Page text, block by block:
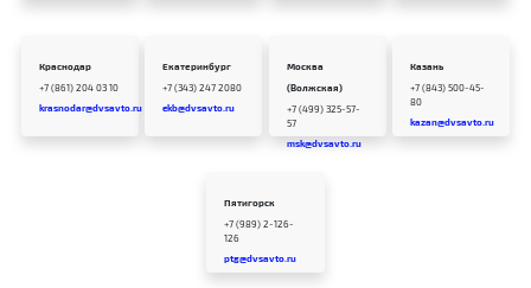
Краснодар
+7 (861) 204 03 10
krasnodar@dvsavto.ru
Екатеринбург
+7 (343) 247 2080
ekb@dvsavto.ru
Москва
(Волжская)
+7 (499) 325-57-
57
msk@dvsavto.ru
Казань
+7 (843) 500-45-
80
kazan@dvsavto.ru
Пятигорск
+7 (989) 2-126-
126
ptg@dvsavto.ru